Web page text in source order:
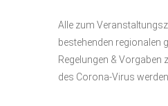
Alle zum
bestehenden regionalen
Regelungen & Vorgaben
des Corona-Virus